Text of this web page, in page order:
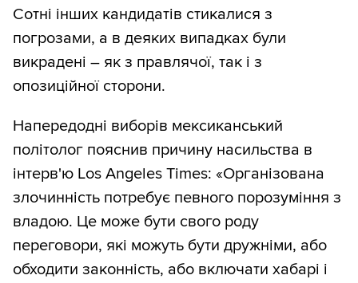
Сотні інших кандидатів стикалися з
погрозами, а в деяких випадках були
викрадені – як з правлячої, так і з
опозиційної сторони.
Напередодні виборів мексиканський
політолог пояснив причину насильства в
інтерв'ю Los Angeles Times: «Організована
злочинність потребує певного порозуміння з
владою. Це може бути свого роду
переговори, які можуть бути дружніми, або
обходити законність, або включати хабарі і